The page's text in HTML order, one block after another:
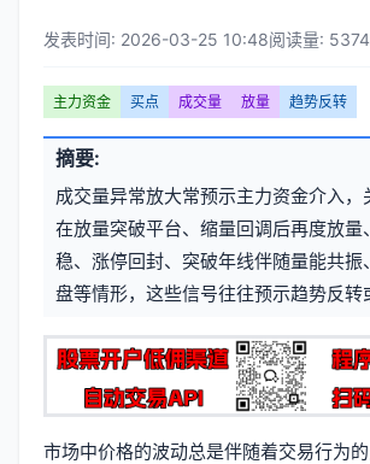
章
元
信
息
发表时间: 2026-03-25 10:48阅读量: 5374
文
章
标
签
主力资金 买点 成交量 放量 趋势反转
摘要:
成交量异常放大常预示主力资金介入，
在放量突破平台、缩量回调后再度放量
稳、涨停回封、突破年线伴随量能共振
盘等情形，这些信号往往预示趋势反转
市场中价格的波动总是伴随着交易行为